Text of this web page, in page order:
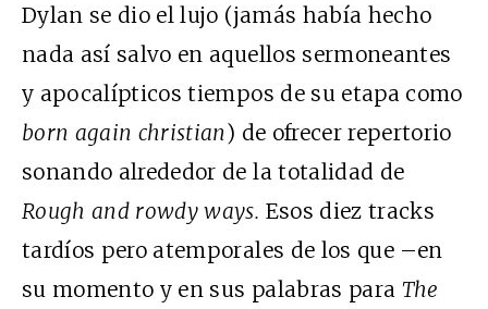
Dylan se dio el lujo (jamás había hecho
nada así salvo en aquellos sermoneantes
y apocalípticos tiempos de su etapa como
born again christian) de ofrecer repertorio
sonando alrededor de la totalidad de
Rough and rowdy ways. Esos diez tracks
tardíos pero atemporales de los que –en
su momento y en sus palabras para The